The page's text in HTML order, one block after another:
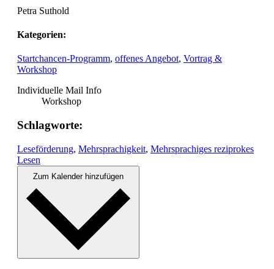
Petra Suthold
Kategorien:
Startchancen-Programm, offenes Angebot, Vortrag &
Workshop
Individuelle Mail Info
Workshop
Schlagworte:
Leseförderung, Mehrsprachigkeit, Mehrsprachiges reziprokes
Lesen